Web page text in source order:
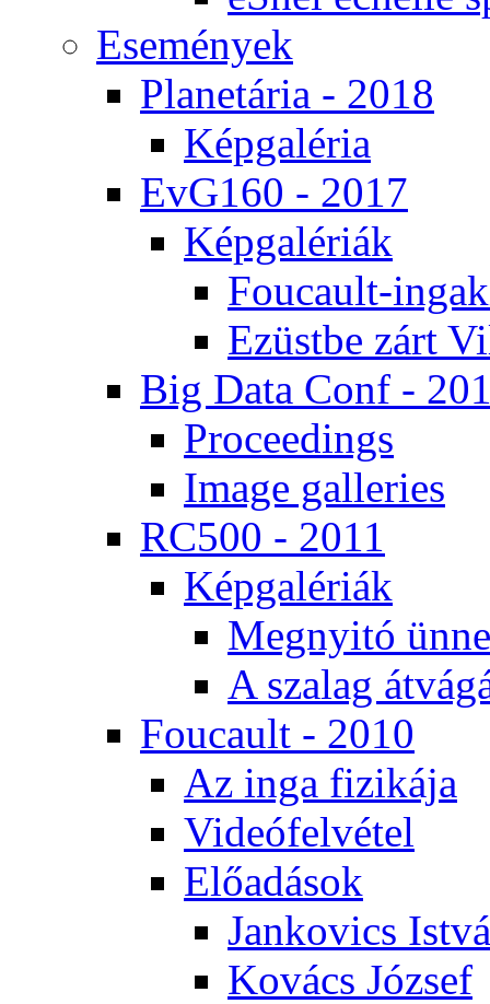
Ese­mé­nyek
Pla­ne­tá­ria - 2018
Kép­ga­lé­ria
EvG160 - 2017
Kép­ga­lé­ri­ák
Fo­u­ca­ult-
Ezüst­be zárt
Big Da­ta Conf -
Pro­ce­e­dings
Image gal­le­ri­es
RC500 - 2011
Kép­ga­lé­ri­ák
Meg­nyi­tó
A sza­lag
Fo­u­ca­ult - 2010
Az in­ga fi­zi­ká­ja
Vi­de­ó­fel­vé­tel
Elő­adá­sok
Jan­ko­vics
Ko­vács Jó­zsef